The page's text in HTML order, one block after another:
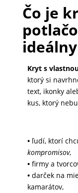
POPSOCKETY
Čo je
ideálny
Kryt s
ktorý si
text, ikonky
kus, ktorý
•ľudí, ktorí
kompromisov,
•firmy a
•darček na
kamarátov,